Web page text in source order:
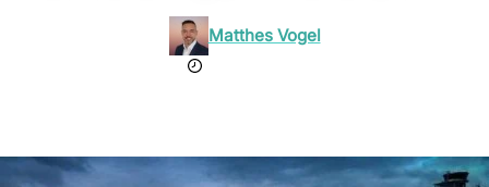
Matthes Vogel